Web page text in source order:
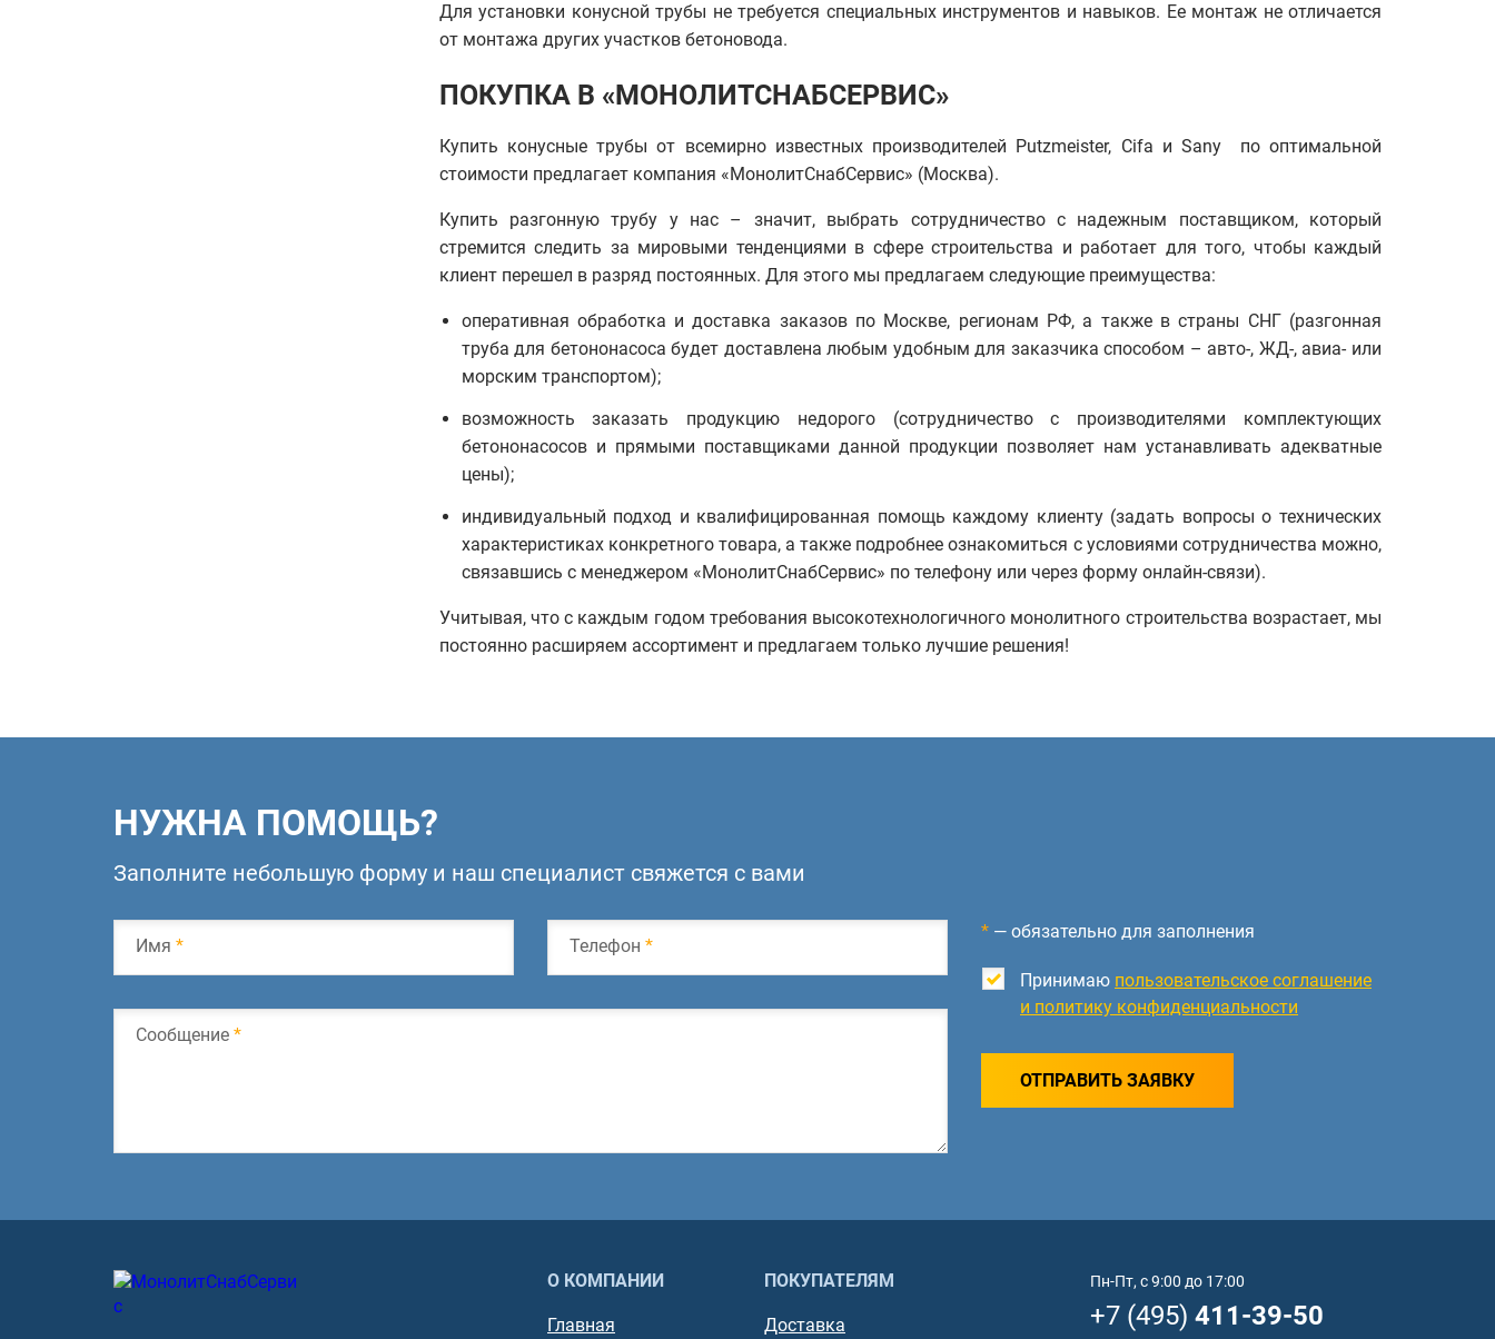
Для установки конусной трубы не требуется специальных инструментов и навыков. Ее монтаж не отличается
от монтажа других участков бетоновода.
ПОКУПКА В «МОНОЛИТСНАБСЕРВИС»
Купить конусные трубы от всемирно известных производителей Putzmeister, Cifa и Sany по оптимальной
стоимости предлагает компания «МонолитСнабСервис» (Москва).
Купить разгонную трубу у нас – значит, выбрать сотрудничество с надежным поставщиком, который
стремится следить за мировыми тенденциями в сфере строительства и работает для того, чтобы каждый
клиент перешел в разряд постоянных. Для этого мы предлагаем следующие преимущества:
оперативная обработка и доставка заказов по Москве, регионам РФ, а также в страны СНГ (разгонная
труба для бетононасоса будет доставлена любым удобным для заказчика способом – авто-, ЖД-, авиа- или
морским транспортом);
возможность заказать продукцию недорого (сотрудничество с производителями комплектующих
бетононасосов и прямыми поставщиками данной продукции позволяет нам устанавливать адекватные
цены);
индивидуальный подход и квалифицированная помощь каждому клиенту (задать вопросы о технических
характеристиках конкретного товара, а также подробнее ознакомиться с условиями сотрудничества можно,
связавшись с менеджером «МонолитСнабСервис» по телефону или через форму онлайн-связи).
Учитывая, что с каждым годом требования высокотехнологичного монолитного строительства возрастает, мы
постоянно расширяем ассортимент и предлагаем только лучшие решения!
НУЖНА ПОМОЩЬ?
Заполните небольшую форму и наш специалист свяжется с вами
Имя * Телефон *
Сообщение *
* — обязательно для заполнения
Принимаю пользовательское соглашение
и политику конфиденциальности
ОТПРАВИТЬ ЗАЯВКУ
О КОМПАНИИ
Главная
ПОКУПАТЕЛЯМ
Доставка
Пн-Пт, с 9:00 до 17:00
+7 (495) 411-39-50